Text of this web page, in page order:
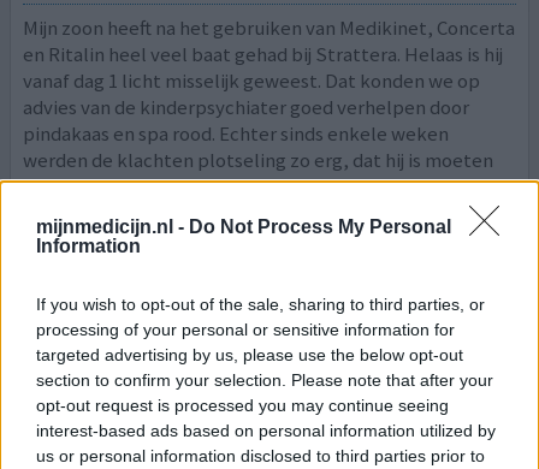
mijnmedicijn.nl - Do Not Process My Personal
Information
If you wish to opt-out of the sale, sharing to third parties, or
processing of your personal or sensitive information for
targeted advertising by us, please use the below opt-out
section to confirm your selection. Please note that after your
opt-out request is processed you may continue seeing
interest-based ads based on personal information utilized by
us or personal information disclosed to third parties prior to
Mijn zoon heeft na het gebruiken van Medikinet, Concerta
en Ritalin heel veel baat gehad bij Strattera. Helaas is hij
vanaf dag 1 licht misselijk geweest. Dat konden we op
advies van de kinderpsychiater goed verhelpen door
pindakaas en spa rood. Echter sinds enkele weken
werden de klachten plotseling zo erg, dat hij is moeten
stoppen. Hij is nu 12+ en we gaan kijken of hij[lees
meer...]
Strattera
18-06-2012 | Man | 23
atomoxetine
ADHD